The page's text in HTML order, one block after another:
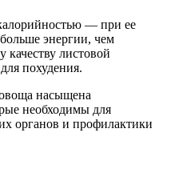
— при ее
энергии, чем
качеству листовой
похудения.
насыщена
необходимы для
органов и профилактики